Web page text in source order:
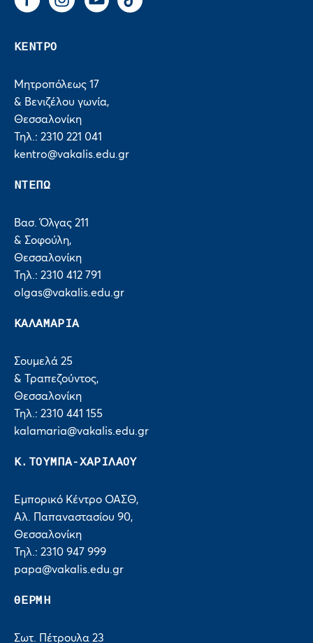
FacebookInstagram
You Tube Tik Tok
ΚΕΝΤΡΟ
Μητροπόλεως 17
& Βενιζέλου γωνία,
Θεσσαλονίκη
Τηλ.: 2310 221 041
kentro@vakalis.edu.gr
ΝΤΕΠΩ
Βασ. Όλγας 211
& Σοφούλη,
Θεσσαλονίκη
Τηλ.: 2310 412 791
olgas@vakalis.edu.gr
ΚΑΛΑΜΑΡΙΑ
Σουμελά 25
& Τραπεζούντος,
Θεσσαλονίκη
Τηλ.: 2310 441 155
kalamaria@vakalis.edu.gr
Κ.ΤΟΥΜΠΑ-ΧΑΡΙΛΑΟΥ
Εμπορικό Κέντρο ΟΑΣΘ,
Αλ. Παπαναστασίου 90,
Θεσσαλονίκη
Τηλ.: 2310 947 999
papa@vakalis.edu.gr
ΘΕΡΜΗ
Σωτ. Πέτρουλα 23